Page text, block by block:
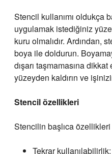
Stencil kullanımı oldukça
uygulamak istediğiniz
kuru olmalıdır. Ardından,
boya ile doldurun.
dışarı taşmamasına
yüzeyden kaldırın ve
Stencil özellikleri
Stencilin başlıca özellikleri
Tekrar